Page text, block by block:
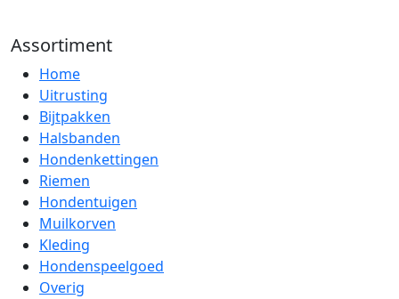
Assortiment
Home
Uitrusting
Bijtpakken
Halsbanden
Hondenkettingen
Riemen
Hondentuigen
Muilkorven
Kleding
Hondenspeelgoed
Overig